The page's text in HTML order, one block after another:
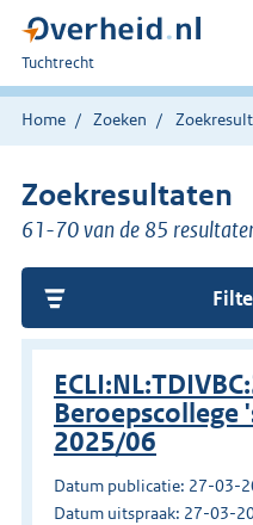
U
bent
hier:
Tuchtrecht
Home Zoeken
Zoekresultaten
61-70 van de 85
Beroepscollege
2025/06
Datum publicatie: 27-03-
Datum uitspraak: 27-03-